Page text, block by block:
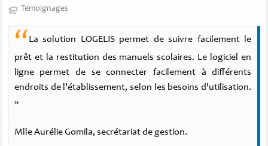
Témoignages
“ La solution LOGELIS permet de suivre facilement le
prêt et la restitution des manuels scolaires. Le logiciel en
ligne permet de se connecter facilement à différents
endroits de l'établissement, selon les besoins d'utilisation.
»
Mlle Aurélie Gomila, secrétariat de gestion.